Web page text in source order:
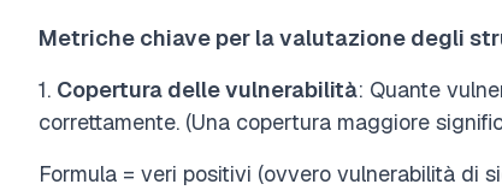
Metriche chiave per la valutazione degli
1. Copertura delle vulnerabilità: Quante
correttamente. (Una copertura maggiore
Formula = veri positivi (ovvero vulnerabilità di